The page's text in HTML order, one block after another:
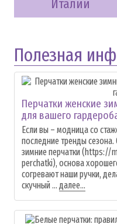
Италии
Полезная
Перчатки женские
для вашего
Если вы – модница со
последние тренды
зимние перчатки
perchatki), основа
согревают наши ручки,
скучный ... далее...